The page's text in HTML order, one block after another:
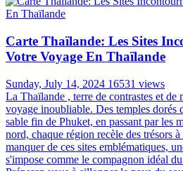
Carte Thaïlande: Les Sites
Votre Voyage En Thaïlande
Sunday, July 14, 2024 16531 views
La Thaïlande , terre de contrastes et
voyage inoubliable. Des temples dorés
sable fin de Phuket, en passant par les
nord, chaque région recèle des trésors
manquer de ces sites emblématiques,
s'impose comme le compagnon idéal